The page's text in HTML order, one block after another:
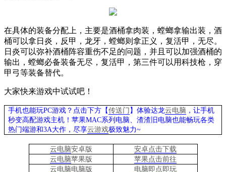
在具体的装备分配上，主要是酒桶拿肉装，螳螂拿输出装，酒
桶可以拿日炎，反甲，龙牙，螳螂则拿正义，复活甲，无尽。
日炎可以弥补酒桶阵容重伤不足的问题，并且可以加强酒桶的
输出，螳螂必备装备无尽，复活甲，第三件可以用科技枪，穿
甲弓等装备替代。
大家快来游戏中试试吧！
手机也能玩PC游戏？点击下方【传送门 】体验达龙云电脑 ，让手机
秒变高配游戏主机 ！苹果MAC系列电脑、渣渣旧电脑也能畅玩各类
热门端游和3A大作， 尽享云游戏极致魅力~
云电脑安卓版
安卓点击下载
云电脑苹果版
苹果点击前往
云电脑电脑 版 电脑即点即玩